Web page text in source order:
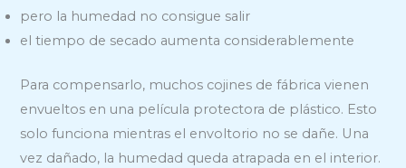
pero la humedad no consigue salir
el tiempo de secado aumenta considerablemente
Para compensarlo, muchos cojines de fábrica vienen
envueltos en una película protectora de plástico. Esto
solo funciona mientras el envoltorio no se dañe. Una
vez dañado, la humedad queda atrapada en el interior.